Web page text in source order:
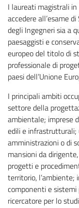
I laureati magistrali
accedere all’esame
degli Ingegneri sia a
paesaggisti e
europeo del titolo di
professionale di
paesi dell’Unione
I principali ambiti
settore della
ambientale; imprese
edili e infrastrutturali;
amministrazioni o di
mansioni da
progetti e
territorio, l’ambiente;
componenti e sistemi
ricercatore per lo